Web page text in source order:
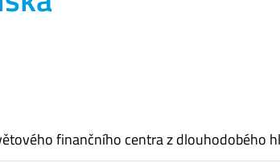
finančního centra z dlouhodobého